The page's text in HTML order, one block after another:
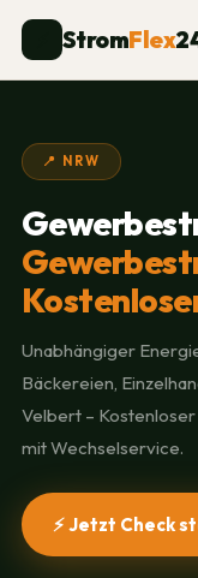
StromFlex
📍 NRW
Unabhängiger
Bäckereien,
Velbert –
mit Wechselservice.
⚡ Jetzt Check